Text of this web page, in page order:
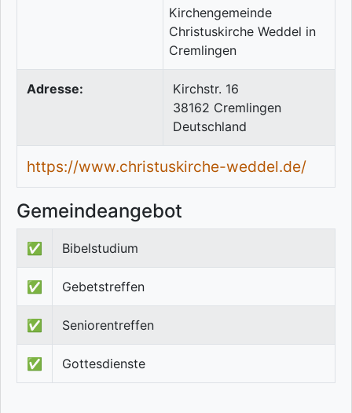
Adresse:
Kirchstr. 16
38162 Cremlingen
Deutschland
https://www.christuskirche-weddel.de/
Gemeindeangebot
✅ Bibelstudium
✅ Gebetstreffen
✅ Seniorentreffen
✅ Gottesdienste